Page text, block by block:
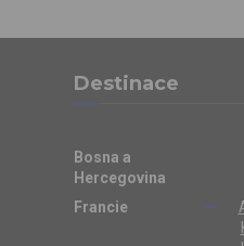
Destinace
Bosna a
Hercegovina
Francie